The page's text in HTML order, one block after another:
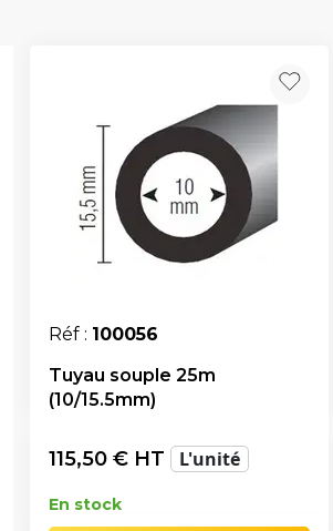
Réf : 100056
Tuyau souple 25m
(10/15.5mm)
115,50 € HT L'unité
En stock